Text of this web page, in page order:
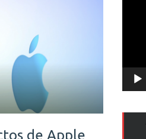
de Apple